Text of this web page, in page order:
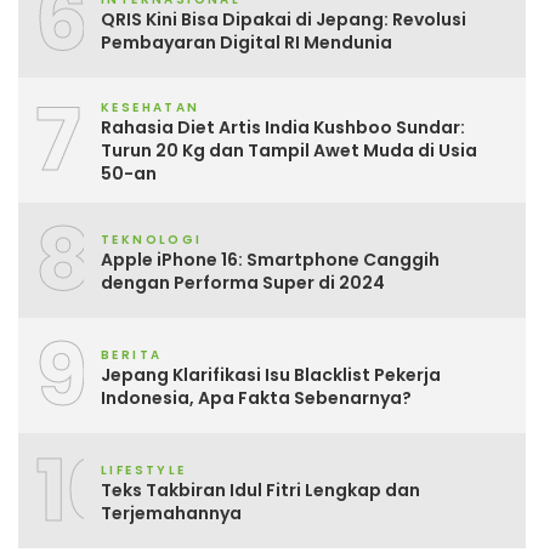
QRIS Kini Bisa Dipakai di Jepang: Revolusi
Pembayaran Digital RI Mendunia
7 KESEHATAN
Rahasia Diet Artis India Kushboo Sundar:
Turun 20 Kg dan Tampil Awet Muda di Usia
50-an
8 TEKNOLOGI
Apple iPhone 16: Smartphone Canggih
dengan Performa Super di 2024
9 BERITA
Jepang Klarifikasi Isu Blacklist Pekerja
Indonesia, Apa Fakta Sebenarnya?
10LIFESTYLE
Teks Takbiran Idul Fitri Lengkap dan
Terjemahannya